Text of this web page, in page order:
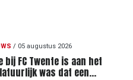
/ 05 augustus 2026
FC Twente is aan het
was dat een